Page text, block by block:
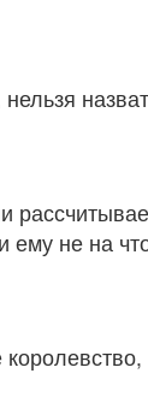
не на